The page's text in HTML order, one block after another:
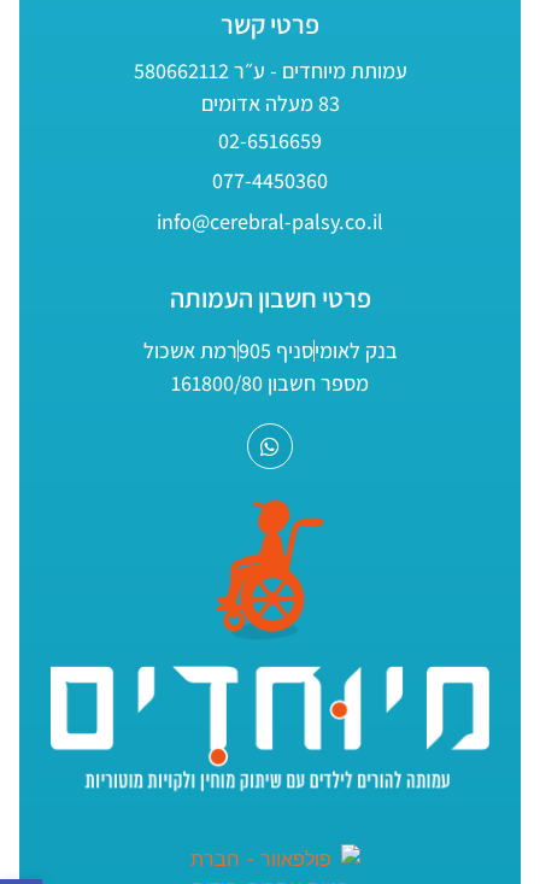
פרטי קשר
עמותת מיוחדים - ע״ר 580662112
83 מעלה אדומים
02-6516659
077-4450360
info@cerebral-palsy.co.il
פרטי חשבון העמותה
בנק לאומיסניף 905
רמת אשכול
מספר חשבון 161800/80